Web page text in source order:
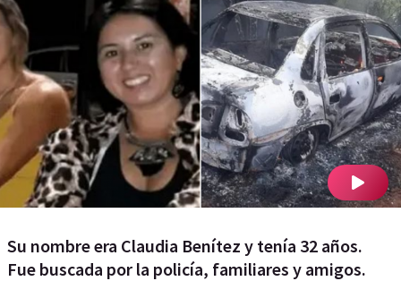
Su nombre era Claudia Benítez y tenía 32 años.
Fue buscada por la policía, familiares y amigos.